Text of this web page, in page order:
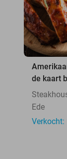
de kaart
Ede
Verkocht: